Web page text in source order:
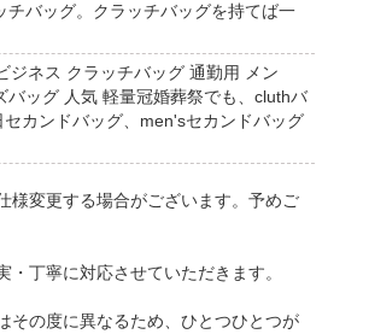
バッグ。クラッチバッグを持てば一
ジネス クラッチバッグ 通勤用 メン
ッグ 人気 軽量冠婚葬祭でも、cluthバ
カンドバッグ、men'sセカンドバッグ
様変更する場合がございます。予めご
丁寧に対応させていただきます。
その度に異なるため、ひとつひとつが